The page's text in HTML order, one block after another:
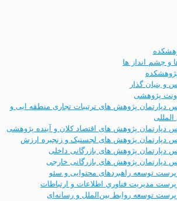
و چشم انداز ها
و بنیان گذار
پژوهشی
دپارتمان پژوهش های ترتیبات تجاری منطقه ایی و
المللی
دپارتمان پژوهش های اقتصاد کلان و آینده پژوهشی
دپارتمان پژوهش های لجستیک و زنجیره ارزش
دپارتمان پژوهش های بازرگانی داخلی
دپارتمان پژوهش های بازرگانی خارجی
توسعه راهبردهای محتوایی و سئو
مديریت فناوري اطلاعات و ارتباطات
توسعه روابط بین‌الملل و رسانه‌ای